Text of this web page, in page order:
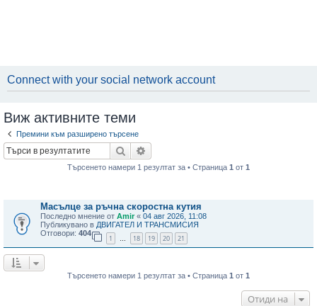
Connect with your social network account
Виж активните теми
Премини към разширено търсене
Търсене
Търсенето намери 1 резултат за • Страница 1 от 1
Масълце за ръчна скоростна кутия
Последно мнение от Amir« 04 авг 2026, 11:08
Публикувано в ДВИГАТЕЛ И ТРАНСМИСИЯ
Отговори: 404
1 … 18 19 20 21
Търсенето намери 1 резултат за • Страница 1 от 1
Отиди на